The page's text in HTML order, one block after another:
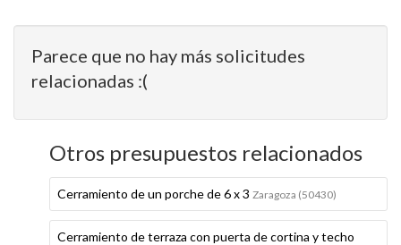
Parece que no hay más solicitudes
relacionadas :(
Otros presupuestos relacionados
Cerramiento de un porche de 6 x 3 Zaragoza (50430)
Cerramiento de terraza con puerta de cortina y techo